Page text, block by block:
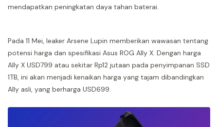
mendapatkan peningkatan daya tahan baterai.
Pada 11 Mei, leaker Arsene Lupin memberikan wawasan tentang
potensi harga dan spesifikasi Asus ROG Ally X. Dengan harga
Ally X USD799 atau sekitar Rp12 jutaan pada penyimpanan SSD
1TB, ini akan menjadi kenaikan harga yang tajam dibandingkan
Ally asli, yang berharga USD699.